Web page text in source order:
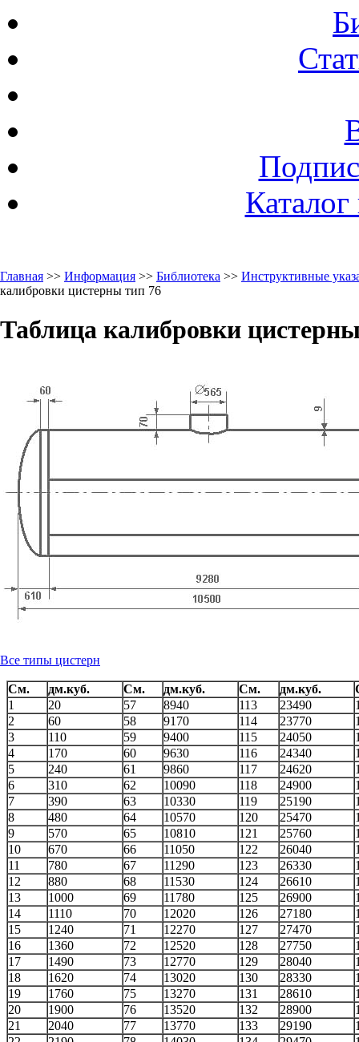
Главная >> Информация >> Библиотека >> Инструктивные
калибровки цистерны тип 76
Таблица калибровки
Все типы цистерн
См. дм.куб. См. дм.куб. См. дм.куб.
1
20 57 8940 113 23490
2
60 58 9170 114 23770
3
110 59 9400 115 24050
4
170 60 9630 116 24340
5
240 61 9860 117 24620
6
310 62 10090 118 24900
7
390 63 10330 119 25190
8
480 64 10570 120 25470
9
570 65 10810 121 25760
10
670 66 11050 122 26040
11
780 67 11290 123 26330
12
880 68 11530 124 26610
13
1000 69 11780 125 26900
14
1110 70 12020 126 27180
15
1240 71 12270 127 27470
16
1360 72 12520 128 27750
17
1490 73 12770 129 28040
18
1620 74 13020 130 28330
19
1760 75 13270 131 28610
20
1900 76 13520 132 28900
21
2040 77 13770 133 29190